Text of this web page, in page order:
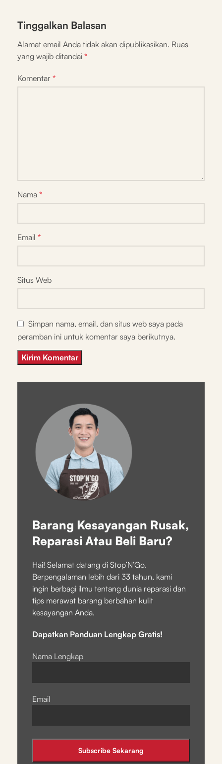
Tinggalkan Balasan
Alamat email Anda tidak akan dipublikasikan. Ruas
yang wajib ditandai *
Komentar *
Nama *
Email *
Situs Web
Simpan nama, email, dan situs web saya pada
peramban ini untuk komentar saya berikutnya.
Barang Kesayangan Rusak,
Reparasi Atau Beli Baru?
Hai! Selamat datang di Stop’N’Go.
Berpengalaman lebih dari 33 tahun, kami
ingin berbagi ilmu tentang dunia reparasi dan
tips merawat barang berbahan kulit
kesayangan Anda.
Dapatkan Panduan Lengkap Gratis!
Nama Lengkap
Email